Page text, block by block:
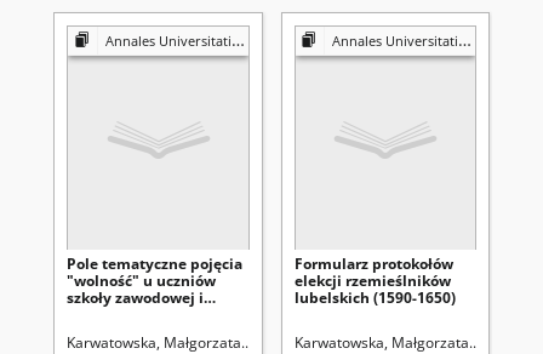
Annales Universitatis Mariae Curie-Skłodowska. Sectio FF, Philologiae
Pole tematyczne pojęcia
"wolność" u uczniów
szkoły zawodowej i
Karwatowska, Małgorzata.
Aleksandrowicz-Ulrich, Alina (1931- ).
Annales Universitatis Mariae Curie-Skłodowska. Sectio FF, Philologiae
Formularz protokołów
elekcji rzemieślników
lubelskich (1590-1650)
Karwatowska, Małgorzata.